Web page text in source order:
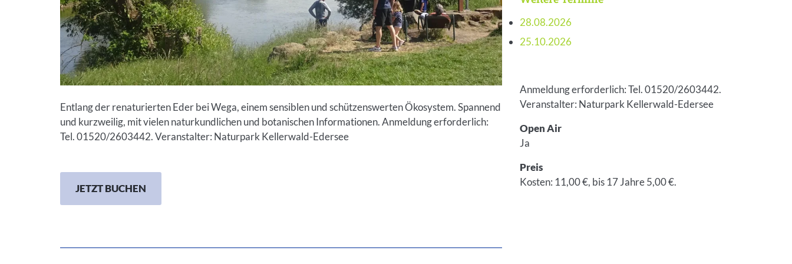
Entlang der renaturierten Eder bei Wega, einem sensiblen und schützenswerten Ökosystem. Spannend
und kurzweilig, mit vielen naturkundlichen und botanischen Informationen. Anmeldung erforderlich:
Tel. 01520/2603442. Veranstalter: Naturpark Kellerwald-Edersee
JETZT BUCHEN
28.08.2026
25.10.2026
Anmeldung erforderlich: Tel. 01520/2603442.
Veranstalter: Naturpark Kellerwald-Edersee
Open Air
Ja
Preis
Kosten: 11,00 €, bis 17 Jahre 5,00 €.